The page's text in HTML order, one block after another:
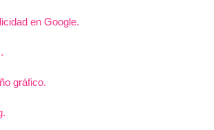
en Google.
gráfico.